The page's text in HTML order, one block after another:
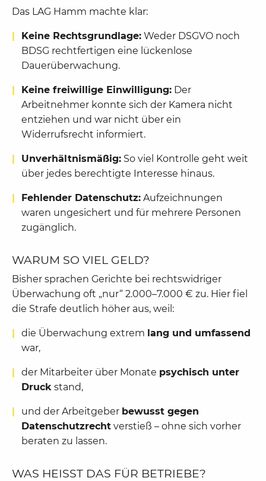
Das LAG Hamm machte klar:
Keine Rechtsgrundlage: Weder DSGVO noch
BDSG rechtfertigen eine lückenlose
Dauerüberwachung.
Keine freiwillige Einwilligung: Der
Arbeitnehmer konnte sich der Kamera nicht
entziehen und war nicht über ein
Widerrufsrecht informiert.
Unverhältnismäßig: So viel Kontrolle geht weit
über jedes berechtigte Interesse hinaus.
Fehlender Datenschutz: Aufzeichnungen
waren ungesichert und für mehrere Personen
zugänglich.
WARUM SO VIEL GELD?
Bisher sprachen Gerichte bei rechtswidriger
Überwachung oft „nur“ 2.000–7.000 € zu. Hier fiel
die Strafe deutlich höher aus, weil:
die Überwachung extrem lang und umfassend
war,
der Mitarbeiter über Monate psychisch unter
Druck stand,
und der Arbeitgeber bewusst gegen
Datenschutzrecht verstieß – ohne sich vorher
beraten zu lassen.
WAS HEISST DAS FÜR BETRIEBE?